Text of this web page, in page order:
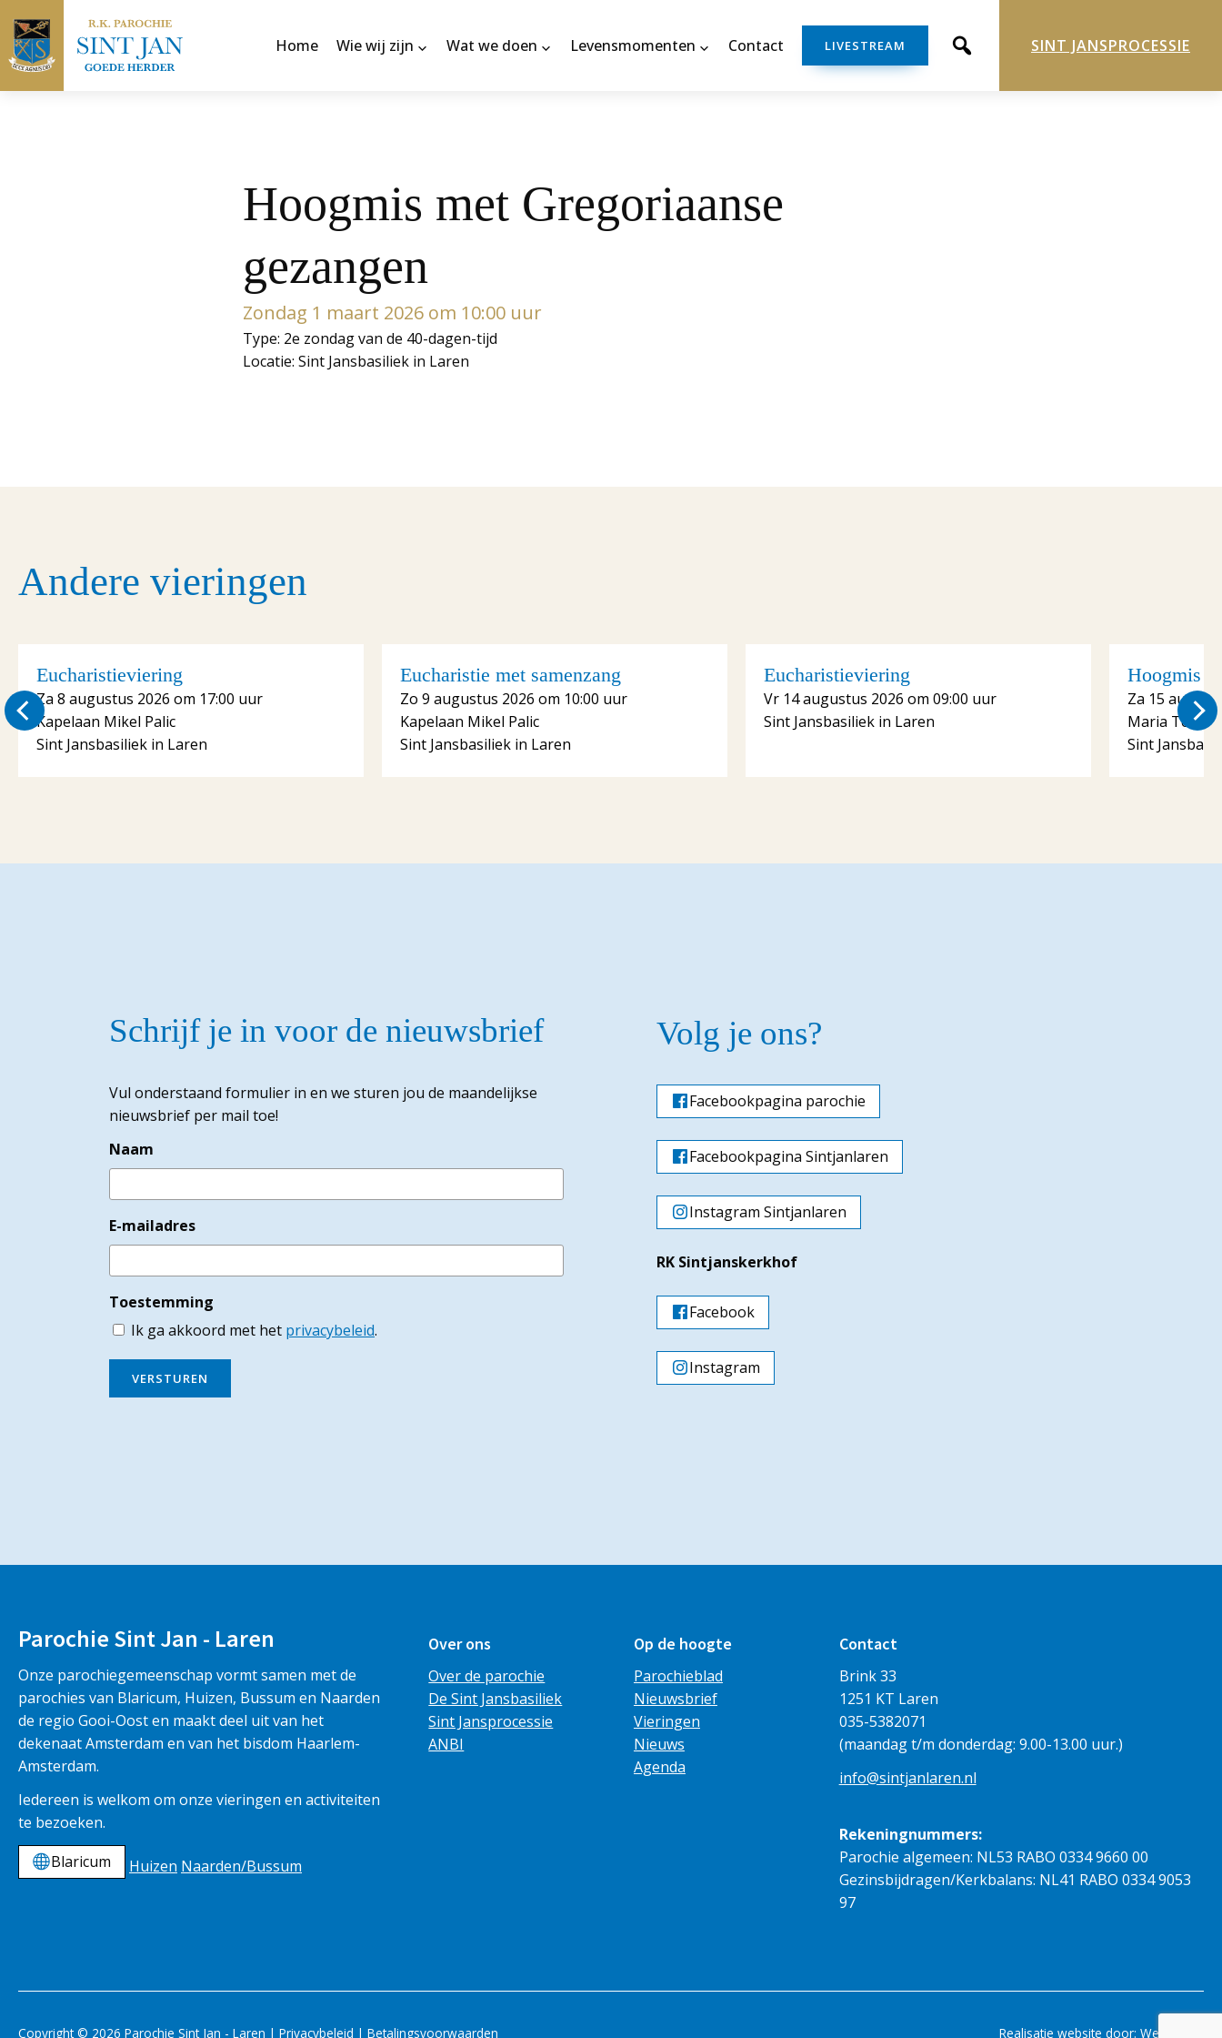
Home Wie wij zijn Wat we doen Levensmomenten Contact LIVESTREAM SINT JANSPROCESSIE
Hoogmis met Gregoriaanse
gezangen
Zondag 1 maart 2026 om 10:00 uur
Type: 2e zondag van de 40-dagen-tijd
Locatie: Sint Jansbasiliek in Laren
Andere vieringen
Eucharistieviering
Za 8 augustus 2026 om 17:00 uur
Kapelaan Mikel Palic
Sint Jansbasiliek in Laren
Eucharistie met samenzang
Zo 9 augustus 2026 om 10:00 uur
Kapelaan Mikel Palic
Sint Jansbasiliek in Laren
Eucharistieviering
Vr 14 augustus 2026 om 09:00 uur
Sint Jansbasiliek in Laren
Hoogmis
Za 15
Maria
Sint
Schrijf je in voor de nieuwsbrief
Vul onderstaand formulier in en we sturen jou de maandelijkse
nieuwsbrief per mail toe!
Naam
E-mailadres
Toestemming
Ik ga akkoord met het privacybeleid.
VERSTUREN
Volg je ons?
Facebookpagina parochie
Facebookpagina Sintjanlaren
Instagram Sintjanlaren
RK Sintjanskerkhof
Facebook
Instagram
Parochie Sint Jan - Laren
Onze parochiegemeenschap vormt samen met de
parochies van Blaricum, Huizen, Bussum en Naarden
de regio Gooi-Oost en maakt deel uit van het
dekenaat Amsterdam en van het bisdom Haarlem-
Amsterdam.
Iedereen is welkom om onze vieringen en activiteiten
te bezoeken.
Blaricum
Huizen Naarden/Bussum
Over ons
Over de parochie
De Sint Jansbasiliek
Sint Jansprocessie
ANBI
Op de hoogte
Parochieblad
Nieuwsbrief
Vieringen
Nieuws
Agenda
Contact
Brink 33
1251 KT Laren
035-5382071
(maandag t/m donderdag: 9.00-13.00 uur.)
info@sintjanlaren.nl
Rekeningnummers:
Parochie algemeen: NL53 RABO 0334 9660 00
Gezinsbijdragen/Kerkbalans: NL41 RABO 0334 9053
97
Copyright © 2026 Parochie Sint Jan - Laren | Privacybeleid | Betalingsvoorwaarden Realisatie website door: Webheld.nl